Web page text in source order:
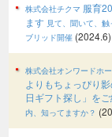
株式会社チクマ 服育
ます 見て、聞いて、
ブリッド開催 (2024.6)
株式会社オンワードホ
よりもちょっぴり
日ギフト探し」をご
内、知ってますか？